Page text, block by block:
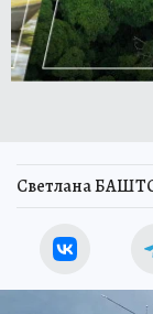
Светлана